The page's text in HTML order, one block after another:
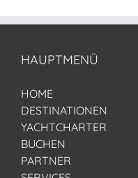
HAUPTMENÜ
HOME
DESTINATIONEN
YACHTCHARTER
BUCHEN
PARTNER